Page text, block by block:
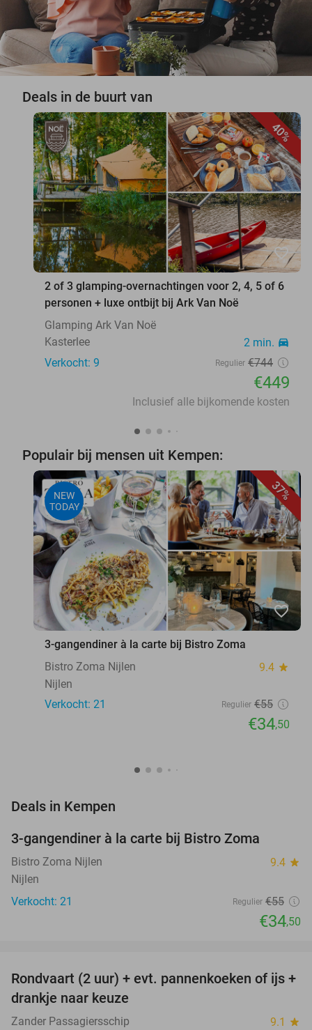
Deals in de buurt van
40%
favorite_border
2 of 3 glamping-overnachtingen voor 2, 4, 5 of 6
personen + luxe ontbijt bij Ark Van Noë
Glamping Ark Van Noë
Kasterlee
2 min. directions_car
Verkocht: 9 Regulier €744
€449
Inclusief alle bijkomende kosten
Populair bij mensen uit Kempen:
37%
NEW
TODAY
favorite_border
3-gangendiner à la carte bij Bistro Zoma
Bistro Zoma Nijlen
9.4 star
Nijlen
Verkocht: 21
Regulier €55
€34,50
Deals in Kempen
NEW
TODAY
3-gangendiner à la carte bij Bistro Zoma
Bistro Zoma Nijlen 9.4 star
Nijlen
Verkocht: 21
Regulier €55
€34,50
20%
TODAY
Rondvaart (2 uur) + evt. pannenkoeken of ijs +
drankje naar keuze
Zander Passagiersschip 9.1 star